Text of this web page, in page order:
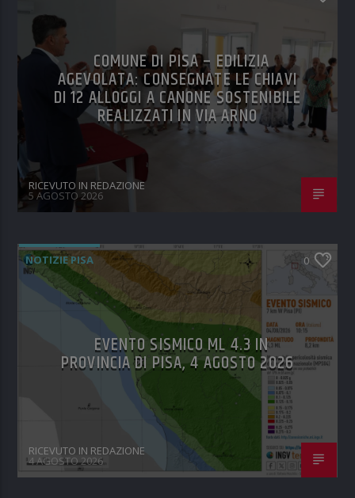
COMUNE DI PISA – EDILIZIA
AGEVOLATA: CONSEGNATE LE CHIAVI
DI 12 ALLOGGI A CANONE SOSTENIBILE
REALIZZATI IN VIA ARNO
RICEVUTO IN REDAZIONE
5 AGOSTO 2026
NOTIZIE PISA 0
EVENTO SISMICO ML 4.3 IN
PROVINCIA DI PISA, 4 AGOSTO 2026
RICEVUTO IN REDAZIONE
4 AGOSTO 2026